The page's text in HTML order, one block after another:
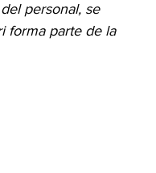
personal, se
forma parte de la